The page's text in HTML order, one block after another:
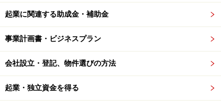
い。
起業に関連する助成金・補助金
事業計画書・ビジネスプラン
会社設立・登記、物件選びの方法
起業・独立資金を得る